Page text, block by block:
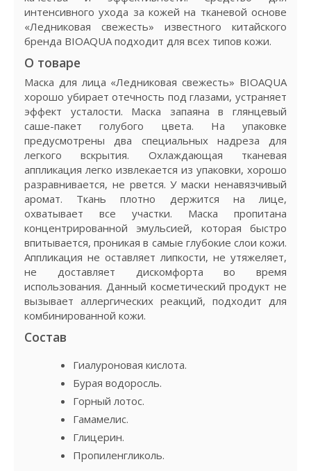
интенсивного ухода за кожей на тканевой основе
«Ледниковая свежесть» известного китайского
бренда BIOAQUA подходит для всех типов кожи.
О товаре
Маска для лица «Ледниковая свежесть» BIOAQUA
хорошо убирает отечность под глазами, устраняет
эффект усталости. Маска запаяна в глянцевый
саше-пакет голубого цвета. На упаковке
предусмотрены два специальных надреза для
легкого вскрытия. Охлаждающая тканевая
аппликация легко извлекается из упаковки, хорошо
разравнивается, не рвется. У маски ненавязчивый
аромат. Ткань плотно держится на лице,
охватывает все участки. Маска пропитана
концентрированной эмульсией, которая быстро
впитывается, проникая в самые глубокие слои кожи.
Аппликация не оставляет липкости, не утяжеляет,
не доставляет дискомфорта во время
использования. Данный косметический продукт не
вызывает аллергических реакций, подходит для
комбинированной кожи.
Состав
Гиалуроновая кислота.
Бурая водоросль.
Горный лотос.
Гамамелис.
Глицерин.
Пропиленгликоль.